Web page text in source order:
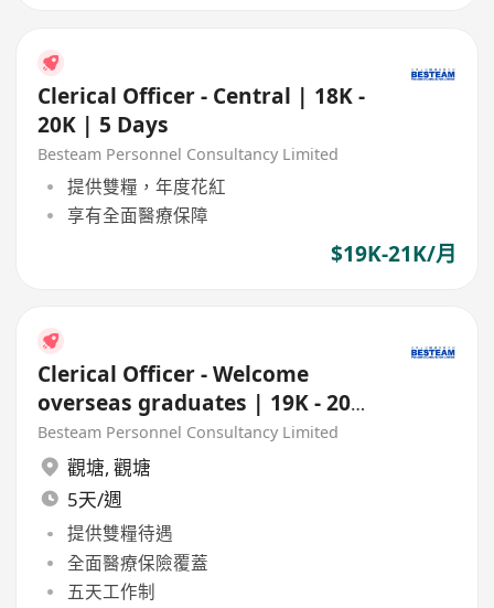
Clerical Officer - Central | 18K -
20K | 5 Days
Besteam Personnel Consultancy Limited
提供雙糧，年度花紅
享有全面醫療保障
$19K-21K/月
Clerical Officer - Welcome
overseas graduates | 19K - 20K
| 5 Days
Besteam Personnel Consultancy Limited
觀塘, 觀塘
5天/週
提供雙糧待遇
全面醫療保險覆蓋
五天工作制